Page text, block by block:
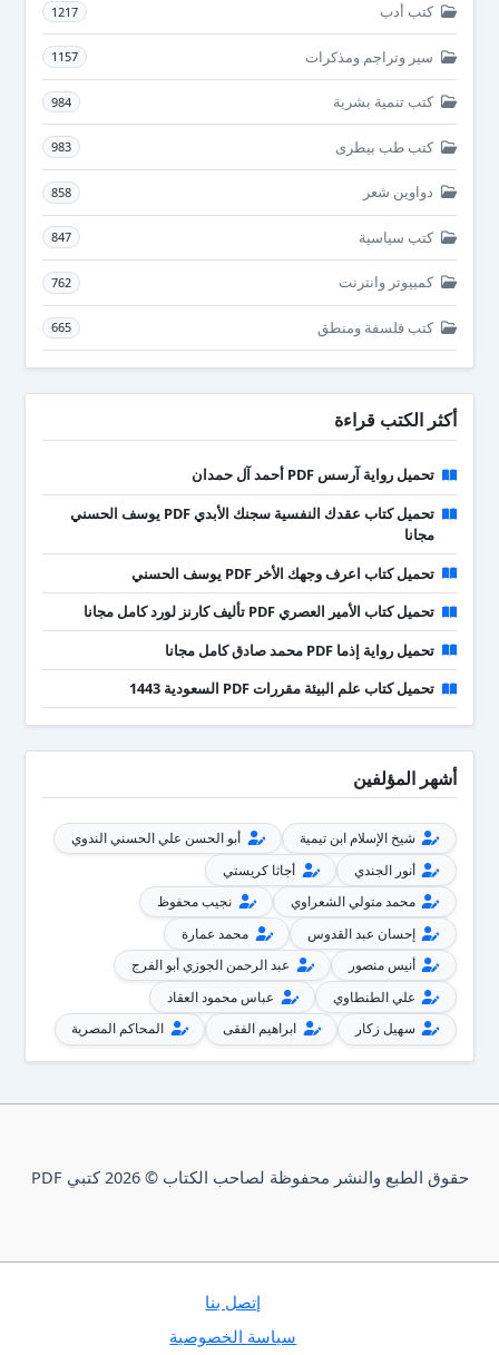
كتب أدب 1217
سير وتراجم ومذكرات 1157
كتب تنمية بشرية 984
كتب طب بيطرى 983
دواوين شعر 858
كتب سياسية 847
كمبيوتر وانترنت 762
كتب فلسفة ومنطق 665
أكثر الكتب قراءة
تحميل رواية آرسس PDF أحمد آل حمدان
تحميل كتاب عقدك النفسية سجنك الأبدي PDF يوسف الحسني
مجانا
تحميل كتاب اعرف وجهك الأخر PDF يوسف الحسني
تحميل كتاب الأمير العصري PDF تأليف كارنز لورد كامل مجانا
تحميل رواية إذما PDF محمد صادق كامل مجانا
تحميل كتاب علم البيئة مقررات PDF السعودية 1443
أشهر المؤلفين
شيخ الإسلام ابن تيمية
أبو الحسن علي الحسني الندوي
أنور الجندي
أجاثا كريستي
محمد متولي الشعراوي
نجيب محفوظ
إحسان عبد القدوس
محمد عمارة
أنيس منصور
عبد الرحمن الجوزي أبو الفرج
علي الطنطاوي
عباس محمود العقاد
سهيل زكار
ابراهيم الفقى المحاكم المصرية
حقوق الطبع والنشر محفوظة لصاحب الكتاب © 2026 كتبي PDF
إتصل بنا
سياسة الخصوصية